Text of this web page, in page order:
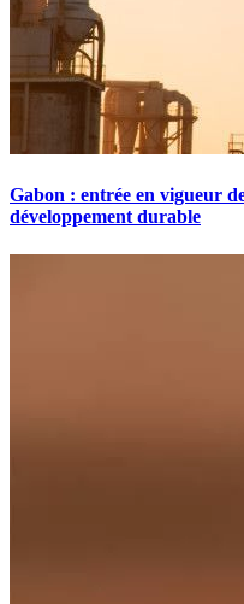
Gabon : entrée en vigueur
développement durable